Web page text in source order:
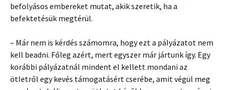
befolyásos embereket mutat, akik szeretik, ha a
befektetésük megtérül.
– Már nem is kérdés számomra, hogy ezt a pályázatot nem
kell beadni. Főleg azért, mert egyszer már jártunk így. Egy
korábbi pályázatnál mindent el kellett mondani az
ötletről egy kevés támogatásért cserébe, amit végül meg